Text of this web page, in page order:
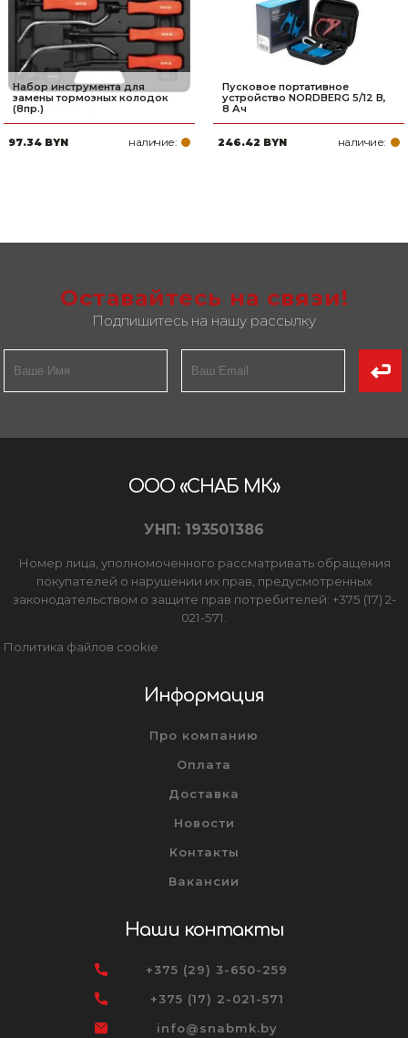
Набор инструмента для
замены тормозных колодок
(8пр.)
97.34 BYN наличие:
Пусковое портативное
устройство NORDBERG 5/12 В,
8 Ач
246.42 BYN наличие:
Оставайтесь на связи!
Подпишитесь на нашу рассылку
ООО «СНАБ МК»
УНП: 193501386
Номер лица, уполномоченного рассматривать обращения
покупателей о нарушении их прав, предусмотренных
законодательством о защите прав потребителей: +375 (17) 2-
021-571.
Политика файлов cookie
Информация
Про компанию
Оплата
Доставка
Новости
Контакты
Вакансии
Наши контакты
+375 (29) 3-650-259
+375 (17) 2-021-571
info@snabmk.by